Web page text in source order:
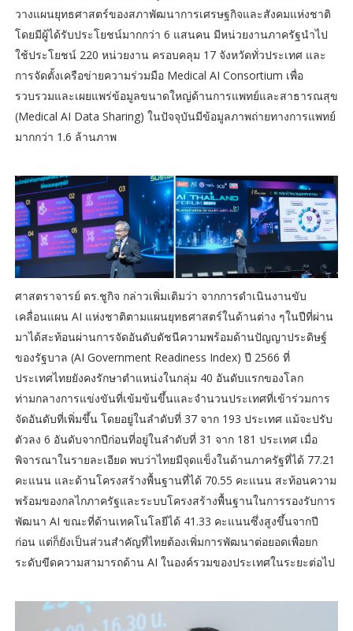
วางแผนยุทธศาสตร์ของสภาพัฒนาการเศรษฐกิจและสังคมแห่งชาติ
โดยมีผู้ได้รับประโยชน์มากกว่า 6 แสนคน มีหน่วยงานภาครัฐนำไป
ใช้ประโยชน์ 220 หน่วยงาน ครอบคลุม 17 จังหวัดทั่วประเทศ และ
การจัดตั้งเครือข่ายความร่วมมือ Medical AI Consortium เพื่อ
รวบรวมและเผยแพร่ข้อมูลขนาดใหญ่ด้านการแพทย์และสาธารณสุข
(Medical AI Data Sharing) ในปัจจุบันมีข้อมูลภาพถ่ายทางการแพทย์
มากกว่า 1.6 ล้านภาพ
ศาสตราจารย์ ดร.ชูกิจ กล่าวเพิ่มเติมว่า จากการดำเนินงานขับ
เคลื่อนแผน AI แห่งชาติตามแผนยุทธศาสตร์ในด้านต่าง ๆในปีที่ผ่าน
มาได้สะท้อนผ่านการจัดอันดับดัชนีความพร้อมด้านปัญญาประดิษฐ์
ของรัฐบาล (AI Government Readiness Index) ปี 2566 ที่
ประเทศไทยยังคงรักษาตำแหน่งในกลุ่ม 40 อันดับแรกของโลก
ท่ามกลางการแข่งขันที่เข้มข้นขึ้นและจำนวนประเทศที่เข้าร่วมการ
จัดอันดับที่เพิ่มขึ้น โดยอยู่ในลำดับที่ 37 จาก 193 ประเทศ แม้จะปรับ
ตัวลง 6 อันดับจากปีก่อนที่อยู่ในลำดับที่ 31 จาก 181 ประเทศ เมื่อ
พิจารณาในรายละเอียด พบว่าไทยมีจุดแข็งในด้านภาครัฐที่ได้ 77.21
คะแนน และด้านโครงสร้างพื้นฐานที่ได้ 70.55 คะแนน สะท้อนความ
พร้อมของกลไกภาครัฐและระบบโครงสร้างพื้นฐานในการรองรับการ
พัฒนา AI ขณะที่ด้านเทคโนโลยีได้ 41.33 คะแนนซึ่งสูงขึ้นจากปี
ก่อน แต่ก็ยังเป็นส่วนสำคัญที่ไทยต้องเพิ่มการพัฒนาต่อยอดเพื่อยก
ระดับขีดความสามารถด้าน AI ในองค์รวมของประเทศในระยะต่อไป